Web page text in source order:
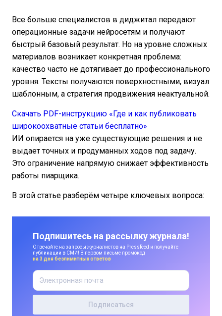
Все больше специалистов в диджитал передают
операционные задачи нейросетям и получают
быстрый базовый результат. Но на уровне сложных
материалов возникает конкретная проблема:
качество часто не дотягивает до профессионального
уровня. Тексты получаются поверхностными, визуал
шаблонным, а стратегия продвижения неактуальной.
Скачать PDF-инструкцию «Где и как публиковать
широкоохватные статьи бесплатно»
ИИ опирается на уже существующие решения и не
выдает точных и продуманных ходов под задачу.
Это ограничение напрямую снижает эффективность
работы пиарщика.
В этой статье разберём четыре ключевых вопроса:
Подпишитесь на рассылку журнала!
Отвечайте на запросы журналистов на Pressfeed и получайте
публикации в СМИ! В первом письме промокод
на 3 дня безлимитных ответов